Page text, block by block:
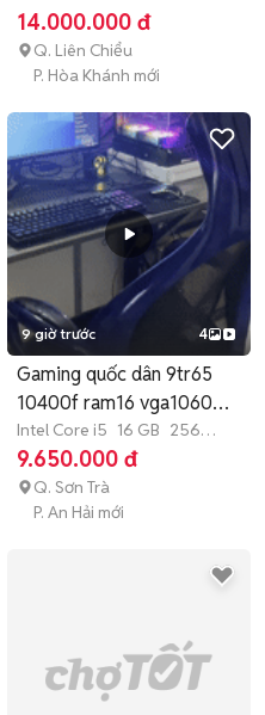
GB SSD
14.000.000 đ
Q. Liên Chiểu
P. Hòa Khánh mới
9 giờ trước 4
Gaming quốc dân 9tr65
10400f ram16 vga1060
màn27in
Intel Core i5 16 GB 256
GB SSD
9.650.000 đ
Q. Sơn Trà
P. An Hải mới